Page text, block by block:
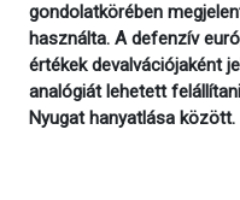
gondolatkörében
használta. A defenzív
értékek devalvációjaként
analógiát lehetett
Nyugat hanyatlása között.